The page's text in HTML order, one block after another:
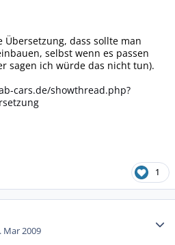
dass sollte man
selbst wenn es passen
sagen ich würde das nicht tun).
cars.de/showthread.php?
1
Mar 2009